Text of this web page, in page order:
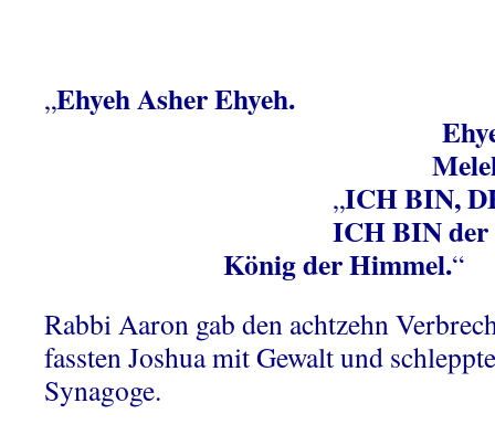
„Ehyeh Asher Ehyeh.
Ehyeh Beni
Melekh
„ICH BIN,
ICH BIN der
König der Himmel.“
Rabbi Aaron gab den achtzehn
fassten Joshua mit Gewalt und
Synagoge.